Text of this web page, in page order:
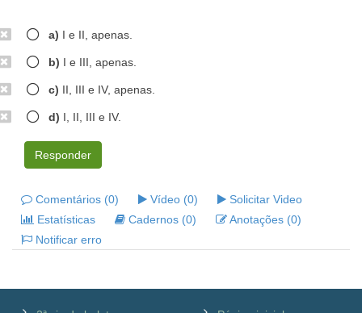
a) I e II, apenas.
b) I e III, apenas.
c) II, III e IV, apenas.
d) I, II, III e IV.
Responder
Comentários (0) Vídeo (0)
Solicitar Video
Estatísticas
Cadernos (0)
Anotações (0)
Notificar erro